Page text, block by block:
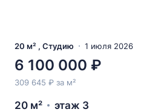
20 м² , Студию 1 июля 2026
6 100 000 ₽
309 645 ₽ за м²
20 м² этаж 3